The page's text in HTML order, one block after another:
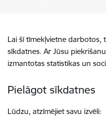
Lai šī tīmekļvietne darbotos,
sīkdatnes. Ar Jūsu
izmantotas statistikas un
Pielāgot sīkdatnes
Lūdzu, atzīmējiet savu izvēli: